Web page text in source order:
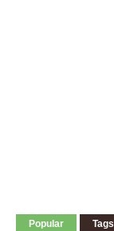
Popular Tags